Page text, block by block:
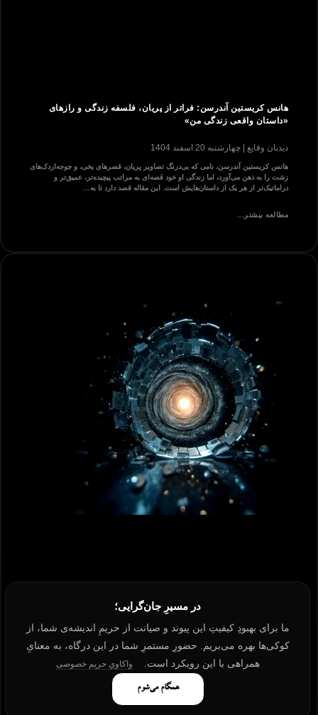
هانس کریستین آندرسن: فراتر از پریان، فلسفه زندگی و رازهای
«داستان واقعی زندگی من»
دیدبان وقایع چهارشنبه 20 اسفند 1404
هانس کریستین آندرسن، نامی که بی‌درنگ تصاویر پریان، قصرهای یخی، و جوجه‌اردک‌های
زشت را به ذهن می‌آورد، اما زندگی او خود قصه‌ای به مراتب پیچیده‌تر، عمیق‌تر و
دراماتیک‌تر از هر یک از داستان‌هایش است. این مقاله قصد دارد تا به…
مطالعه بیشتر...
در مسیرِ جان‌گرایی؛
ما برای بهبودِ کیفیتِ این پیوند و صیانت از حریمِ اندیشه‌ی شما، از
کوکی‌ها بهره می‌بریم. حضورِ مستمرِ شما در این درگاه، به معنایِ
همراهی با این رویکرد است.
واکاویِ حریم خصوصی
همگام می‌شوم